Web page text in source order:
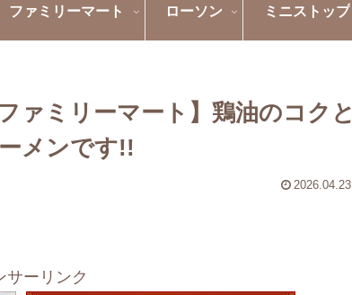
ファミリーマート ローソン ミニストップ
ァミリーマート】鶏油のコクと
メンです!!
2026.04.23
サーリンク